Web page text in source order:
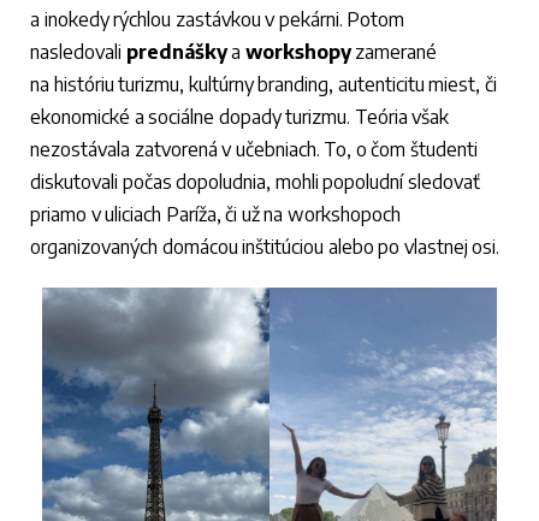
a inokedy rýchlou zastávkou v pekárni. Potom
nasledovali prednáškya workshopyzamerané
na históriu turizmu, kultúrny branding, autenticitu miest, či
ekonomické a sociálne dopady turizmu. Teória však
nezostávala zatvorená v učebniach. To, o čom študenti
diskutovali počas dopoludnia, mohli popoludní sledovať
priamo v uliciach Paríža, či už na workshopoch
organizovaných domácou inštitúciou alebo po vlastnej osi.